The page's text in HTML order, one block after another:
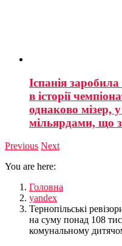
Іспанія
в історії
однаково мізер,
мільярдами, що
Previous Next
You are here:
Головна
yandex
Тернопільські
на суму понад 108
комунальному